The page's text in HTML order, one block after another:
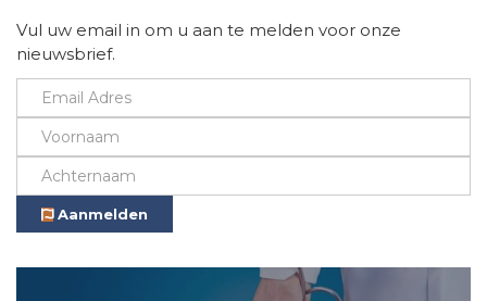
Vul uw email in om u aan te melden voor onze
nieuwsbrief.
Aanmelden